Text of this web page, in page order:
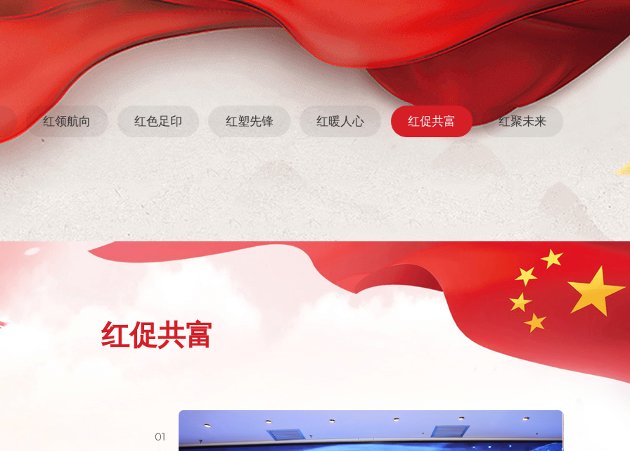
红领航向 红色足印 红塑先锋 红暖人心 红促共富 红聚未来
红促共富
01